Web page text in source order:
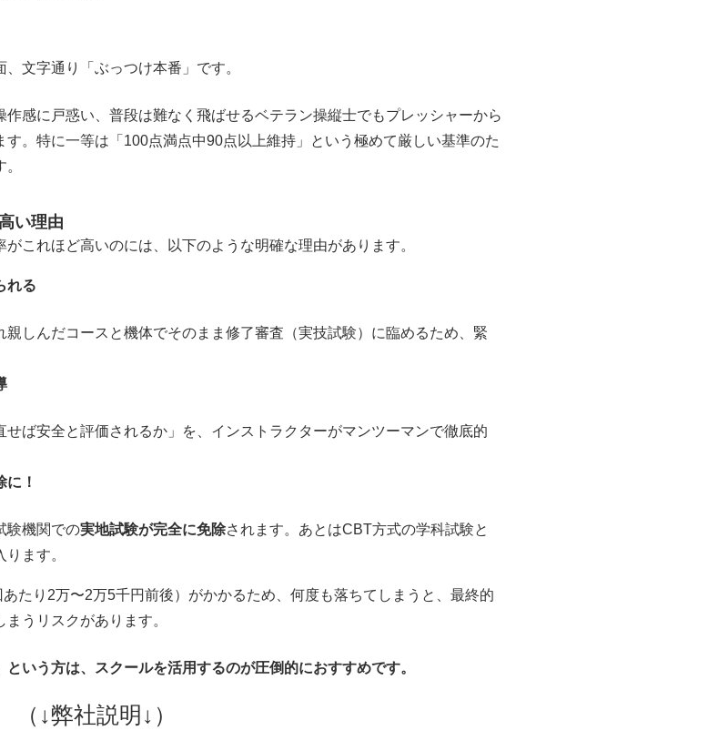
文字通り「ぶっつけ本番」です。
感に戸惑い、普段は難なく飛ばせるベテラン操縦士でもプレッシャーから
。特に一等は「100点満点中90点以上維持」という極めて厳しい基準のた
い理由
これほど高いのには、以下のような明確な理由があります。
れる
しんだコースと機体でそのまま修了審査（実技試験）に臨めるため、緊
せば安全と評価されるか」を、インストラクターがマンツーマンで徹底的
！
験機関での実地試験が完全に免除されます。あとはCBT方式の学科試験と
ます。
たり2万〜2万5千円前後）がかかるため、何度も落ちてしまうと、最終的
うリスクがあります。
いう方は、スクールを活用するのが圧倒的におすすめです。
（↓弊社説明↓）